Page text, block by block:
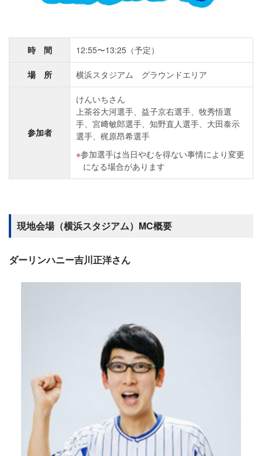
時 間 12:55〜13:25（予定）
場 所 横浜スタジアム グラウンドエリア
参加者
けんいちさん
上茶谷大河選手、益子京右選手、牧秀悟選
手、宮﨑敏郎選手、知野直人選手、大田泰示
選手、梶原昂希選手
参加選手は当日やむを得ない事情により変更
になる場合があります
現地会場（横浜スタジアム）MC概要
ダーリンハニー吉川正洋さん